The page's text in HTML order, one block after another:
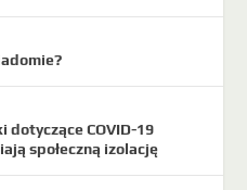
COVID-19
społeczną izolację